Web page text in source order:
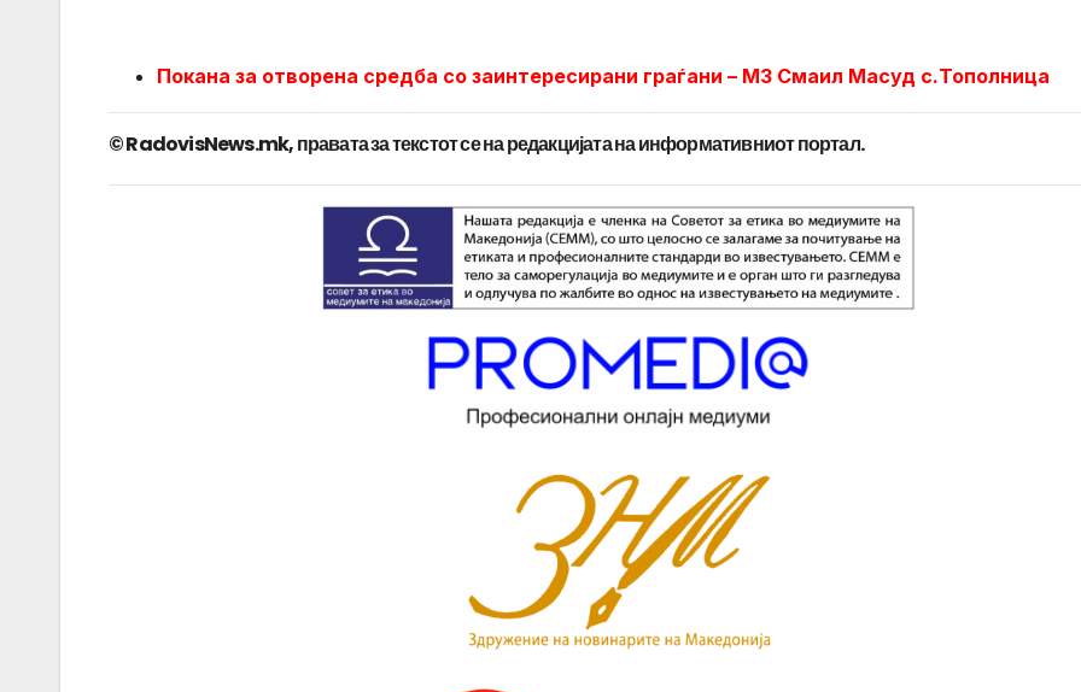
Покана за отворена средба со заинтересирани граѓани – МЗ Смаил Масуд с.Тополница
© RadovisNews.mk, правата за текстот се на редакцијата на информативниот портал.